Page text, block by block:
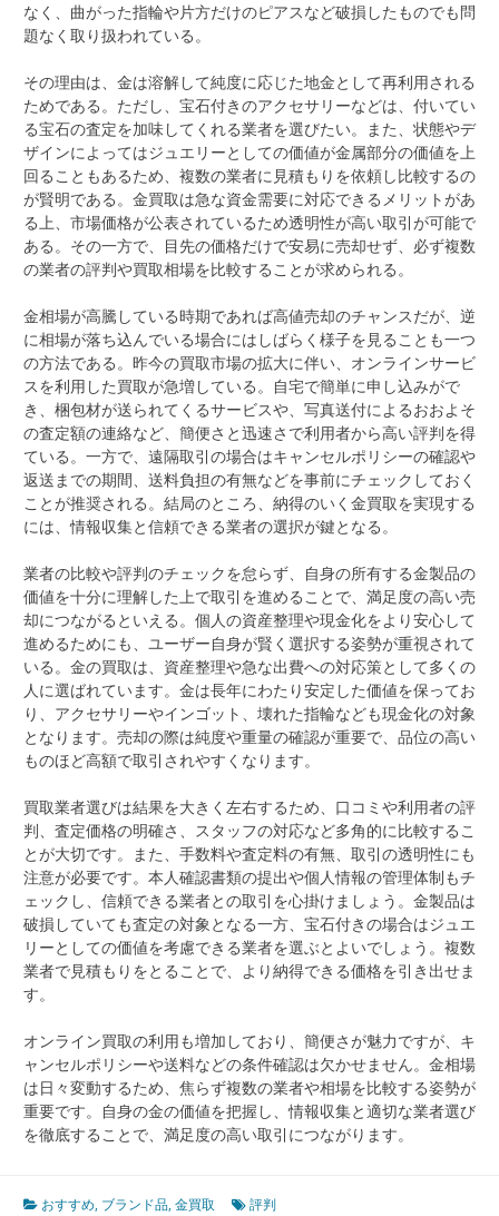
なく、曲がった指輪や片方だけのピアスなど破損したものでも問
題なく取り扱われている。
その理由は、金は溶解して純度に応じた地金として再利用される
ためである。ただし、宝石付きのアクセサリーなどは、付いてい
る宝石の査定を加味してくれる業者を選びたい。また、状態やデ
ザインによってはジュエリーとしての価値が金属部分の価値を上
回ることもあるため、複数の業者に見積もりを依頼し比較するの
が賢明である。金買取は急な資金需要に対応できるメリットがあ
る上、市場価格が公表されているため透明性が高い取引が可能で
ある。その一方で、目先の価格だけで安易に売却せず、必ず複数
の業者の評判や買取相場を比較することが求められる。
金相場が高騰している時期であれば高値売却のチャンスだが、逆
に相場が落ち込んでいる場合にはしばらく様子を見ることも一つ
の方法である。昨今の買取市場の拡大に伴い、オンラインサービ
スを利用した買取が急増している。自宅で簡単に申し込みがで
き、梱包材が送られてくるサービスや、写真送付によるおおよそ
の査定額の連絡など、簡便さと迅速さで利用者から高い評判を得
ている。一方で、遠隔取引の場合はキャンセルポリシーの確認や
返送までの期間、送料負担の有無などを事前にチェックしておく
ことが推奨される。結局のところ、納得のいく金買取を実現する
には、情報収集と信頼できる業者の選択が鍵となる。
業者の比較や評判のチェックを怠らず、自身の所有する金製品の
価値を十分に理解した上で取引を進めることで、満足度の高い売
却につながるといえる。個人の資産整理や現金化をより安心して
進めるためにも、ユーザー自身が賢く選択する姿勢が重視されて
いる。金の買取は、資産整理や急な出費への対応策として多くの
人に選ばれています。金は長年にわたり安定した価値を保ってお
り、アクセサリーやインゴット、壊れた指輪なども現金化の対象
となります。売却の際は純度や重量の確認が重要で、品位の高い
ものほど高額で取引されやすくなります。
買取業者選びは結果を大きく左右するため、口コミや利用者の評
判、査定価格の明確さ、スタッフの対応など多角的に比較するこ
とが大切です。また、手数料や査定料の有無、取引の透明性にも
注意が必要です。本人確認書類の提出や個人情報の管理体制もチ
ェックし、信頼できる業者との取引を心掛けましょう。金製品は
破損していても査定の対象となる一方、宝石付きの場合はジュエ
リーとしての価値を考慮できる業者を選ぶとよいでしょう。複数
業者で見積もりをとることで、より納得できる価格を引き出せま
す。
オンライン買取の利用も増加しており、簡便さが魅力ですが、キ
ャンセルポリシーや送料などの条件確認は欠かせません。金相場
は日々変動するため、焦らず複数の業者や相場を比較する姿勢が
重要です。自身の金の価値を把握し、情報収集と適切な業者選び
を徹底することで、満足度の高い取引につながります。
おすすめ, ブランド品,金買取 評判